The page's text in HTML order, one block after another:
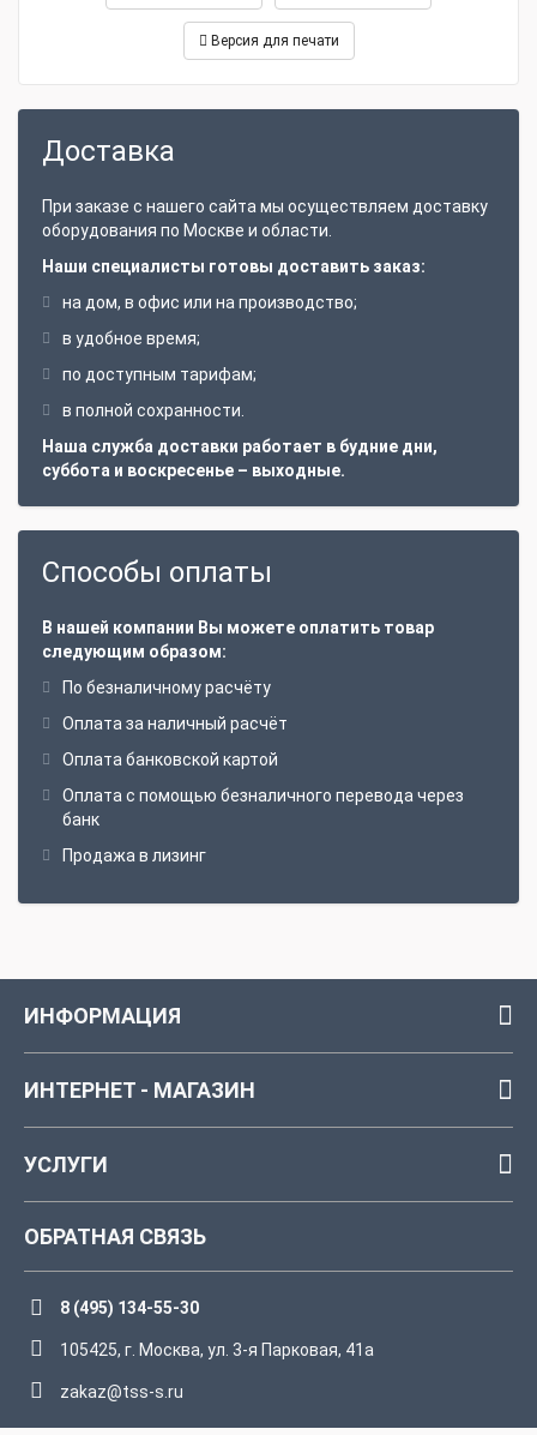
Версия для печати
Доставка
При заказе с нашего сайта мы осуществляем доставку
оборудования по Москве и области.
Наши специалисты готовы доставить заказ:
на дом, в офис или на производство;
в удобное время;
по доступным тарифам;
в полной сохранности.
Наша служба доставки работает в будние дни,
суббота и воскресенье – выходные.
Способы оплаты
В нашей компании Вы можете оплатить товар
следующим образом:
По безналичному расчёту
Оплата за наличный расчёт
Оплата банковской картой
Оплата с помощью безналичного перевода через
банк
Продажа в лизинг
ИНФОРМАЦИЯ
ИНТЕРНЕТ - МАГАЗИН
УСЛУГИ
ОБРАТНАЯ СВЯЗЬ
8 (495) 134-55-30
105425, г. Москва, ул. 3-я Парковая, 41а
zakaz@tss-s.ru